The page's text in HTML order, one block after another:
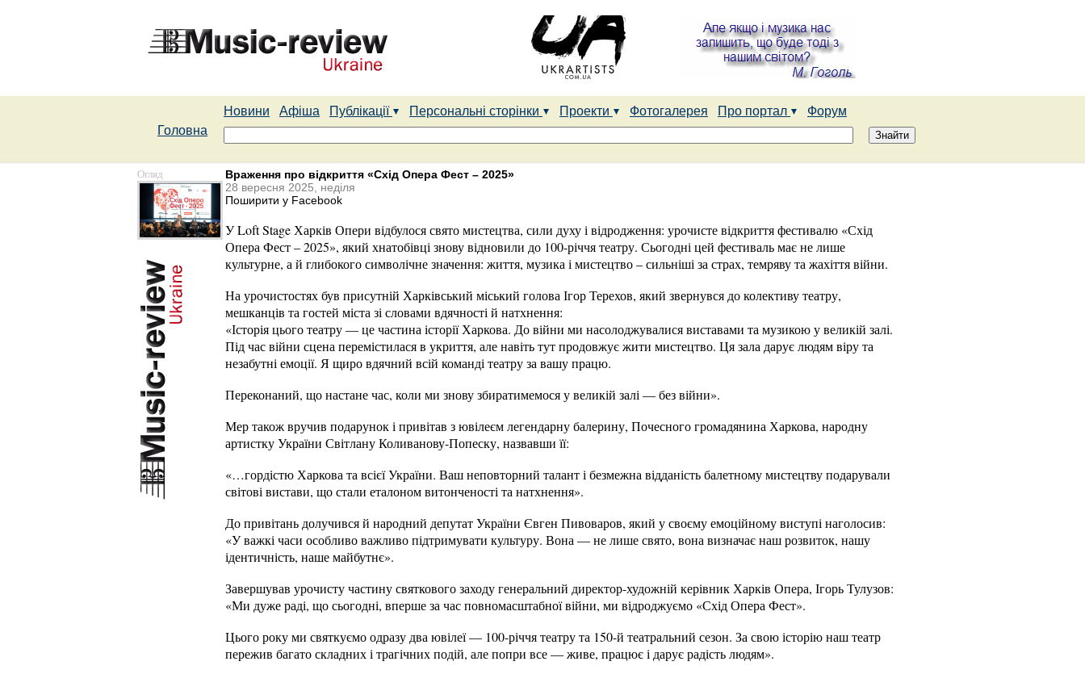
Новини Афіша Публікації Персональні сторінки Проекти Фотогалерея Про портал
Форум
Головна
Огляд
Враження про відкриття «Схід Опера Фест – 2025»
28 вересня 2025, неділя
Поширити у Facebook
У Loft Stage Харків Опери відбулося свято мистецтва, сили духу і відродження: урочисте відкриття фестивалю «Схід
Опера Фест – 2025», який хнатобівці знову відновили до 100-річчя театру. Сьогодні цей фестиваль має не лише
культурне, а й глибокого символічне значення: життя, музика і мистецтво – сильніші за страх, темряву та жахіття війни.
На урочистостях був присутній Харківський міський голова Ігор Терехов, який звернувся до колективу театру,
мешканців та гостей міста зі словами вдячності й натхнення:
«Історія цього театру — це частина історії Харкова. До війни ми насолоджувалися виставами та музикою у великій залі.
Під час війни сцена перемістилася в укриття, але навіть тут продовжує жити мистецтво. Ця зала дарує людям віру та
незабутні емоції. Я щиро вдячний всій команді театру за вашу працю.
Переконаний, що настане час, коли ми знову збиратимемося у великій залі — без війни».
Мер також вручив подарунок і привітав з ювілеєм легендарну балерину, Почесного громадянина Харкова, народну
артистку України Світлану Коливанову-Попеску, назвавши її:
«…гордістю Харкова та всієї України. Ваш неповторний талант і безмежна відданість балетному мистецтву подарували
світові вистави, що стали еталоном витонченості та натхнення».
До привітань долучився й народний депутат України Євген Пивоваров, який у своєму емоційному виступі наголосив:
«У важкі часи особливо важливо підтримувати культуру. Вона — не лише свято, вона визначає наш розвиток, нашу
ідентичність, наше майбутнє».
Завершував урочисту частину святкового заходу генеральний директор-художній керівник Харків Опера, Ігорь Тулузов:
«Ми дуже раді, що сьогодні, вперше за час повномасштабної війни, ми відроджуємо «Схід Опера Фест».
Цього року ми святкуємо одразу два ювілеї — 100-річчя театру та 150-й театральний сезон. За свою історію наш театр
пережив багато складних і трагічних подій, але попри все — живе, працює і дарує радість людям».